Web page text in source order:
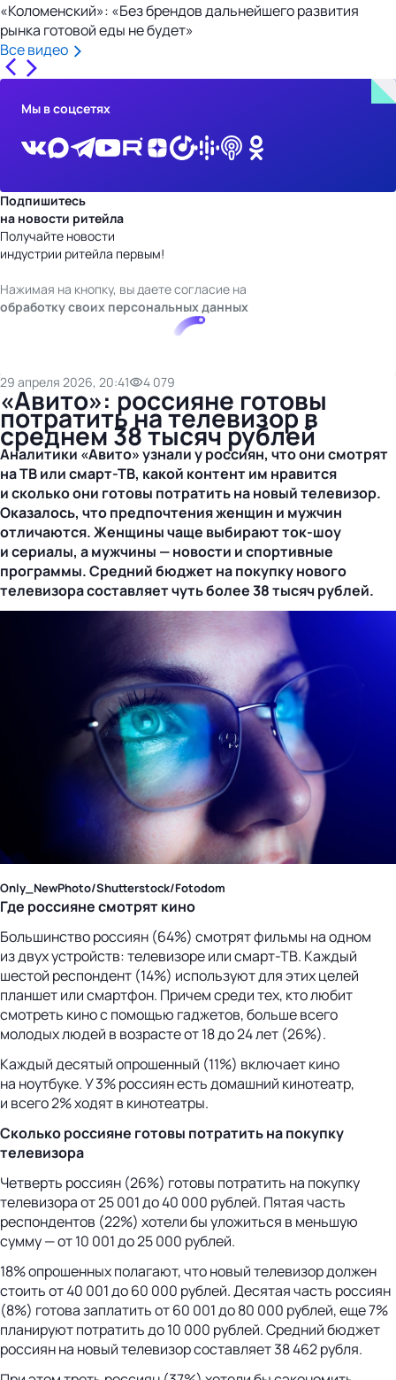
«Коломенский»: «Без брендов дальнейшего развития
рынка готовой еды не будет»
Все видео
Мы в соцсетях
Подпишитесь
на новости ритейла
Получайте новости
индустрии ритейла первым!
Нажимая на кнопку, вы даете согласие на
обработку своих персональных данных
29 апреля 2026, 20:41 4 079
«Авито»: россияне готовы
потратить на телевизор в
среднем 38 тысяч рублей
Аналитики «Авито» узнали у россиян, что они смотрят
на ТВ илисмарт-ТВ, какой контент им нравится
и сколько они готовы потратить на новый телевизор.
Оказалось, что предпочтения женщин и мужчин
отличаются. Женщины чаще выбираютток-шоу
и сериалы, а мужчины — новости и спортивные
программы. Средний бюджет на покупку нового
телевизора составляет чуть более 38 тысяч рублей.
Only_NewPhoto/Shutterstock/Fotodom
Где россияне смотрят кино
Большинство россиян (64%) смотрят фильмы на одном
из двух устройств: телевизоре или смарт-ТВ. Каждый
шестой респондент (14%) используют для этих целей
планшет или смартфон. Причем среди тех, кто любит
смотреть кино с помощью гаджетов, больше всего
молодых людей в возрасте от 18 до 24 лет (26%).
Каждый десятый опрошенный (11%) включает кино
на ноутбуке. У 3% россиян есть домашний кинотеатр,
и всего 2% ходят в кинотеатры.
Сколько россияне готовы потратить на покупку
телевизора
Четверть россиян (26%) готовы потратить на покупку
телевизора от 25 001 до 40 000 рублей. Пятая часть
респондентов (22%) хотели бы уложиться в меньшую
сумму — от 10 001 до 25 000 рублей.
18% опрошенных полагают, что новый телевизор должен
стоить от 40 001 до 60 000 рублей. Десятая часть россиян
(8%) готова заплатить от 60 001 до 80 000 рублей, еще 7%
планируют потратить до 10 000 рублей. Средний бюджет
россиян на новый телевизор составляет 38 462 рубля.